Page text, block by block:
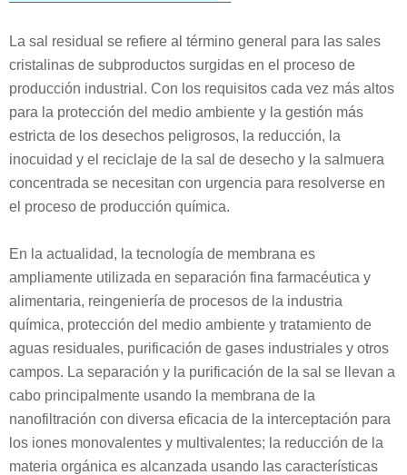
La sal residual se refiere al término general para las sales
cristalinas de subproductos surgidas en el proceso de
producción industrial. Con los requisitos cada vez más altos
para la protección del medio ambiente y la gestión más
estricta de los desechos peligrosos, la reducción, la
inocuidad y el reciclaje de la sal de desecho y la salmuera
concentrada se necesitan con urgencia para resolverse en
el proceso de producción química.
En la actualidad, la tecnología de membrana es
ampliamente utilizada en separación fina farmacéutica y
alimentaria, reingeniería de procesos de la industria
química, protección del medio ambiente y tratamiento de
aguas residuales, purificación de gases industriales y otros
campos. La separación y la purificación de la sal se llevan a
cabo principalmente usando la membrana de la
nanofiltración con diversa eficacia de la interceptación para
los iones monovalentes y multivalentes; la reducción de la
materia orgánica es alcanzada usando las características